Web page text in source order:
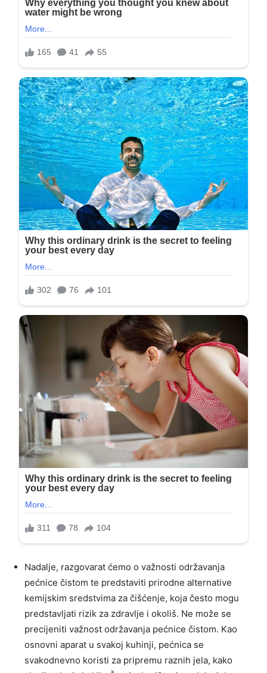
Nadalje, razgovarat ćemo o važnosti održavanja
pećnice čistom te predstaviti prirodne alternative
kemijskim sredstvima za čišćenje, koja često mogu
predstavljati rizik za zdravlje i okoliš. Ne može se
precijeniti važnost održavanja pećnice čistom. Kao
osnovni aparat u svakoj kuhinji, pećnica se
svakodnevno koristi za pripremu raznih jela, kako